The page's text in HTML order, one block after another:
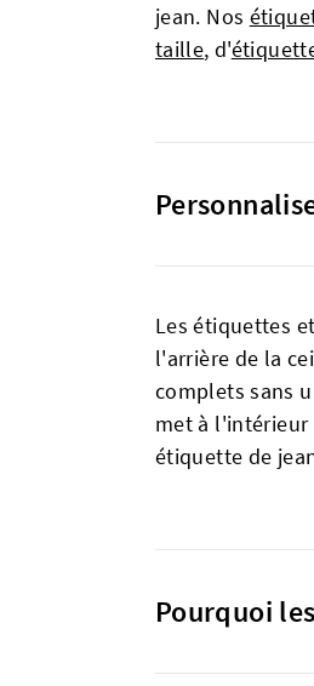
jean. Nos
taille, d'
Les étiquettes
l'arrière de la
complets sans
met à l'intérieur
étiquette de
Pourquoi